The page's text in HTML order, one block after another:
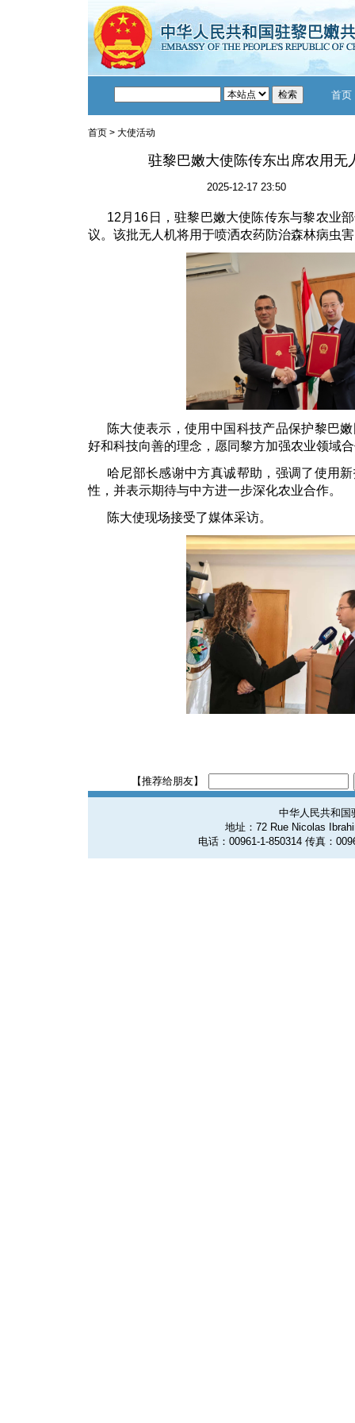
首页
首页 > 大使活动
驻黎巴嫩大使陈传东出席农用无
2025-12-17 23:50
12月16日，驻黎巴嫩大使陈传东与黎农业
议。该批无人机将用于喷洒农药防治森林病虫
陈大使表示，使用中国科技产品保护黎巴
好和科技向善的理念，愿同黎方加强农业领域
哈尼部长感谢中方真诚帮助，强调了使用
性，并表示期待与中方进一步深化农业合作。
陈大使现场接受了媒体采访。
【推荐给朋友】
中华人民共和国
地址：72 Rue Nicolas
电话：00961-1-850314 传真：